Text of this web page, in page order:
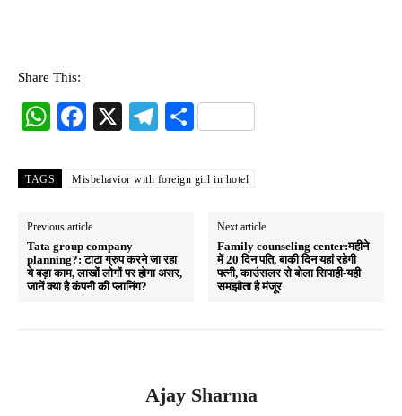
Share This:
W
ts
pp
Fa
bo
X
Te
gr
S
re
TAGS Misbehavior with foreign girl in hotel
Previous article
Tata group company
planning?: टाटा ग्रुप करने जा रहा
ये बड़ा काम, लाखों लोगों पर होगा असर,
जानें क्या है कंपनी की प्लानिंग?
Next article
Family counseling center:महीने
में 20 दिन पति, बाकी दिन यहां रहेगी
पत्‍नी, काउंसलर से बोला सिपाही-यही
समझौता है मंजूर
Ajay Sharma